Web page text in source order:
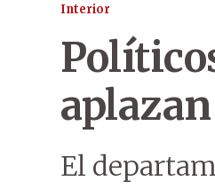
Interior
El